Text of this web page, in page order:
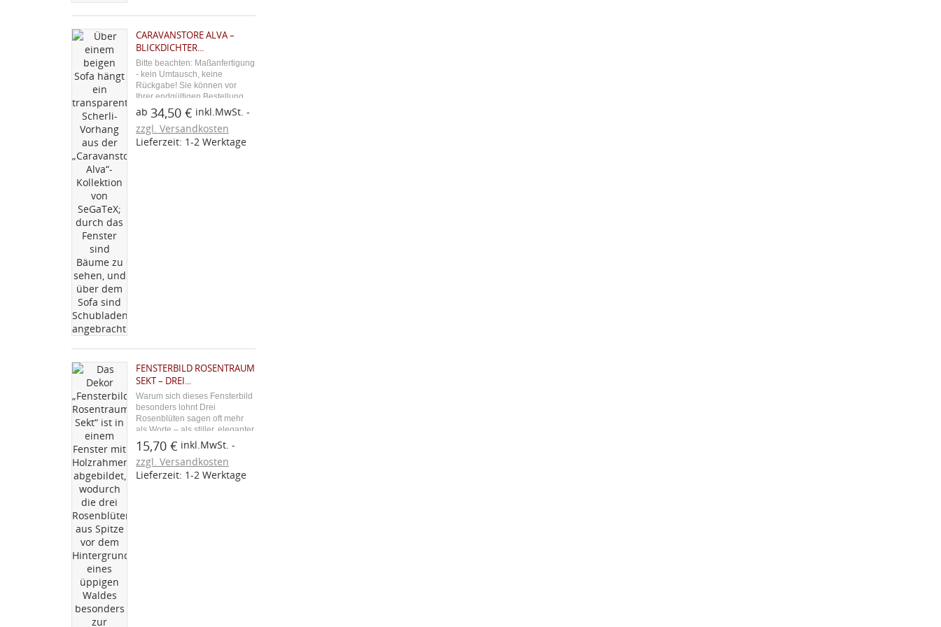
CARAVANSTORE ALVA –
BLICKDICHTER...
Bitte beachten: Maßanfertigung
- kein Umtausch, keine
Rückgabe! Sie können vor
Ihrer endgültigen Bestellung
ein Stoffmuster über den
blauen Button "Kostenloses
Stoffmuster" bestellen. Aus
unserer Caravan-Zubehör-
ab 34,50 € inkl.MwSt.
zzgl. Versandkosten
Lieferzeit: 1-2 Werktage
FENSTERBILD ROSENTRAUM
SEKT – DREI...
Warum sich dieses Fensterbild
besonders lohnt Drei
Rosenblüten sagen oft mehr
als Worte – als stiller, eleganter
Gruß am Fenster passen sie zu
jedem romantischen Anlass. Im
warmen Sekt-Ton entfaltet die
filigrane Stickerei eine
15,70 € inkl.MwSt.
zzgl. Versandkosten
Lieferzeit: 1-2 Werktage